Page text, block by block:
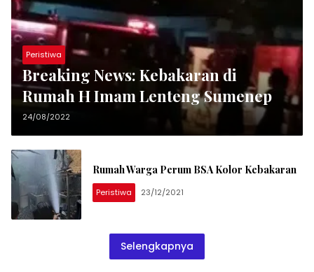
Peristiwa
Breaking News: Kebakaran di
Rumah H Imam Lenteng Sumenep
24/08/2022
Rumah Warga Perum BSA Kolor Kebakaran
Peristiwa 23/12/2021
Selengkapnya